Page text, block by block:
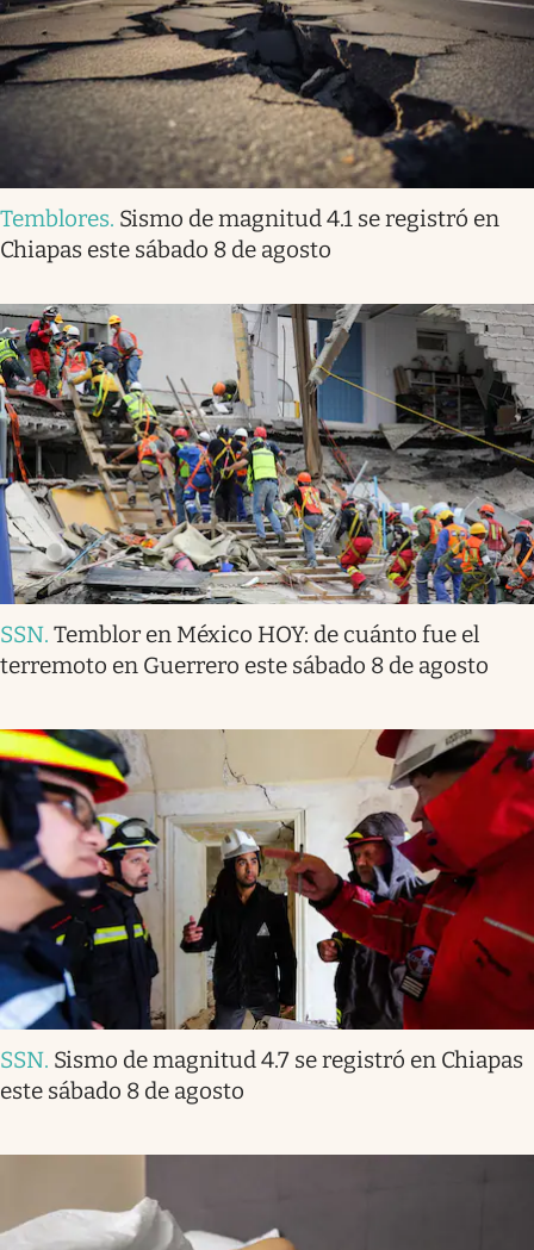
Temblores. Sismo de magnitud 4.1 se registró en
Chiapas este sábado 8 de agosto
SSN. Temblor en México HOY: de cuánto fue el
terremoto en Guerrero este sábado 8 de agosto
SSN. Sismo de magnitud 4.7 se registró en Chiapas
este sábado 8 de agosto